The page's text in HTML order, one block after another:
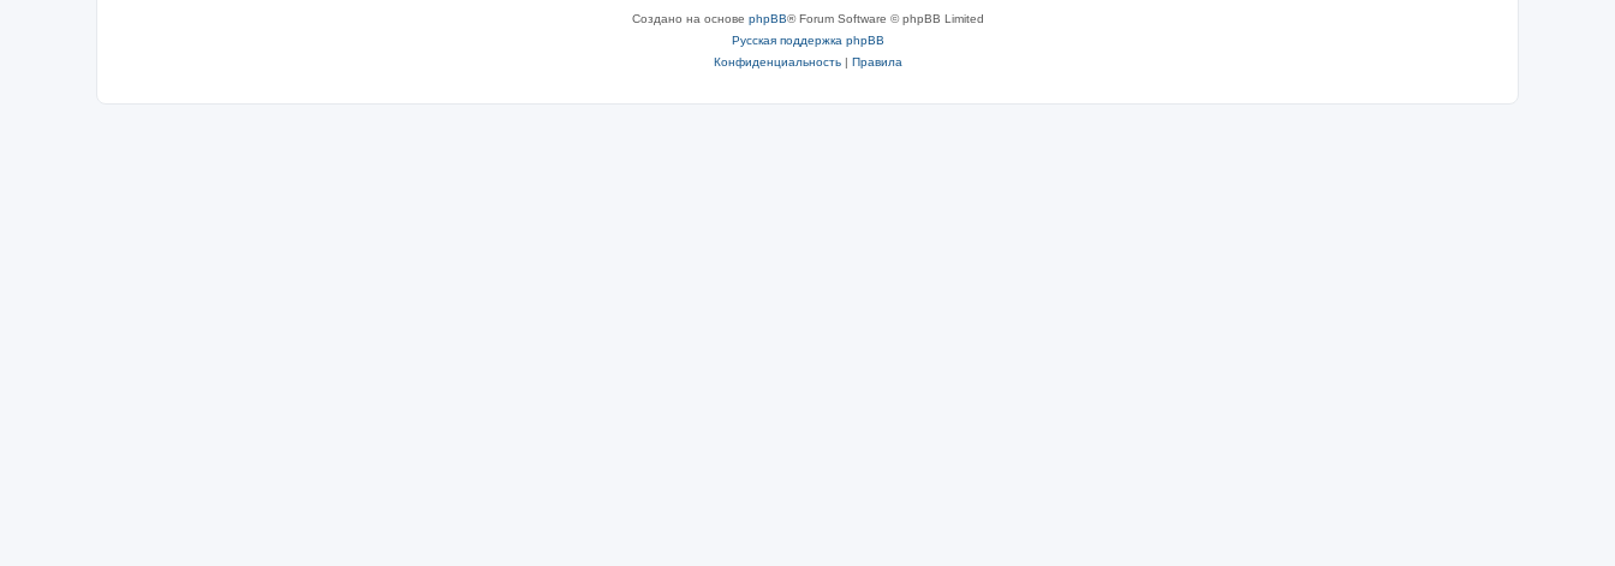
Создано на основе phpBB® Forum Software © phpBB Limited
Русская поддержка phpBB
Конфиденциальность| Правила